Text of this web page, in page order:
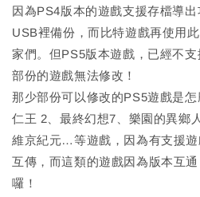
因為PS4版本的遊戲支援存檔導
USB裡備份，而比特遊戲再使用
家們。但PS5版本遊戲，已經不
部份的遊戲無法修改！
那少部份可以修改的PS5遊戲是怎
仁王 2、最終幻想7、樂園的異鄉
維京紀元…等遊戲，因為有支援
互傳，而這類的遊戲因為版本互
囉！